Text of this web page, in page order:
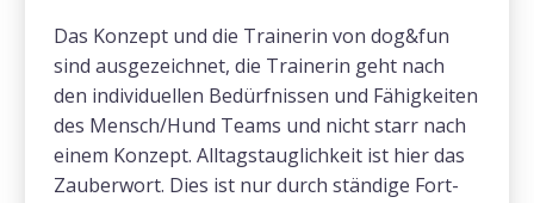
Das Konzept und die Trainerin von dog&fun
sind ausgezeichnet, die Trainerin geht nach
den individuellen Bedürfnissen und Fähigkeiten
des Mensch/Hund Teams und nicht starr nach
einem Konzept. Alltagstauglichkeit ist hier das
Zauberwort. Dies ist nur durch ständige Fort-